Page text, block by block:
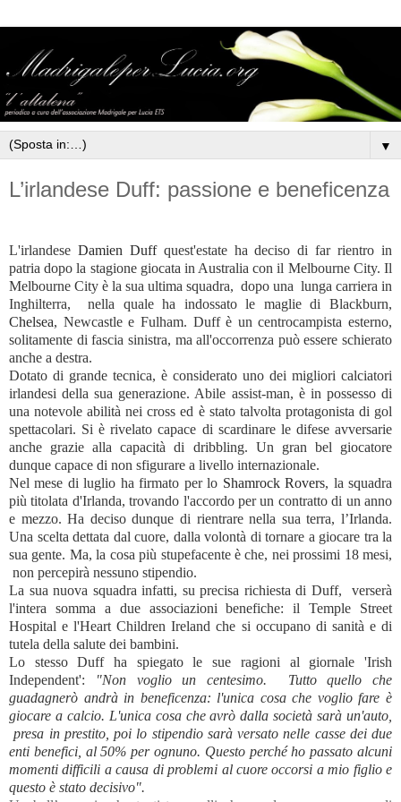
▼
L’irlandese Duff: passione e beneficenza
L'irlandese Damien Duffquest'estate ha deciso di far rientro in
patria dopo la stagione giocata in Australia con il Melbourne City. Il
Melbourne City è la sua ultima squadra, dopo una lunga carriera in
Inghilterra,
nella quale ha indossato le maglie di Blackburn,
Chelsea, Newcastle e Fulham. Duff è un centrocampista esterno,
solitamente di fascia sinistra, ma all'occorrenza può essere schierato
anche a destra.
Dotato di grande tecnica, è considerato uno dei migliori calciatori
irlandesi della sua generazione. Abile assist-man, è in possesso di
una notevole abilità nei cross ed è stato talvolta protagonista di gol
spettacolari. Si è rivelato capace di scardinare le difese avversarie
anche grazie alla capacità di dribbling. Un gran bel giocatore
dunque capace di non sfigurare a livello internazionale.
Nel mese di luglio ha firmato per lo Shamrock Rovers, la squadra
più titolata d'Irlanda, trovando l'accordo per un contratto di un anno
e mezzo. Ha deciso dunque di rientrare nella sua terra, l’Irlanda.
Una scelta dettata dal cuore, dalla volontà di tornare a giocare tra la
sua gente. Ma, la cosa più stupefacente è che, nei prossimi 18 mesi,
non percepirà nessuno stipendio.
La sua nuova squadra infatti, su precisa richiesta di Duff,
verserà
l'intera somma a due associazioni benefiche: il Temple Street
Hospital e l'Heart Children Ireland che si occupano di sanità e di
tutela della salute dei bambini.
Lo stesso Duff ha spiegato le sue ragioni al giornale 'Irish
Independent':
"Non voglio un centesimo.
Tutto quello che
guadagnerò andrà in beneficenza: l'unica cosa che voglio fare è
giocare a calcio. L'unica cosa che avrò dalla società sarà un'auto,
presa in prestito, poi lo stipendio sarà versato nelle casse dei due
enti benefici, al 50% per ognuno. Questo perché ho passato alcuni
momenti difficili a causa di problemi al cuore occorsi a mio figlio e
questo è stato decisivo".